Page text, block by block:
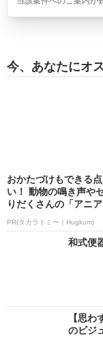
今、あなたにオ
おかたづけもできる
い！ 動物の鳴き声や
りだくさんの「アニ
PR(タカラトミー｜Hugkum)
和式便
【思
のビジ